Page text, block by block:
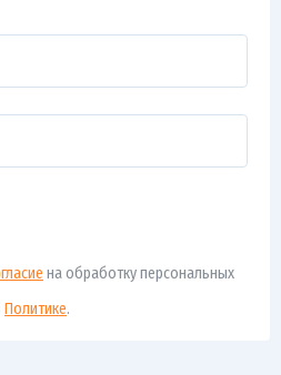
на обработку персональных
Политике.